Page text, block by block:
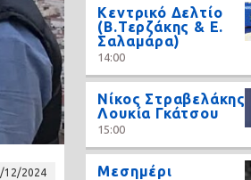
12/2024
Κεντρικό Δελτίο
(Β.Τερζάκης & Ε.
Σαλαμάρα)
14:00
Νίκος Στραβελάκης,
Λουκία Γκάτσου
15:00
Μεσημέρι